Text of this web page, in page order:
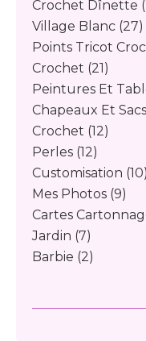
Crochet Dînette
Village Blanc (27)
Points Tricot
Crochet (21)
Peintures Et
Chapeaux Et Sacs
Crochet (12)
Perles (12)
Customisation (10)
Mes Photos (9)
Cartes
Jardin (7)
Barbie (2)